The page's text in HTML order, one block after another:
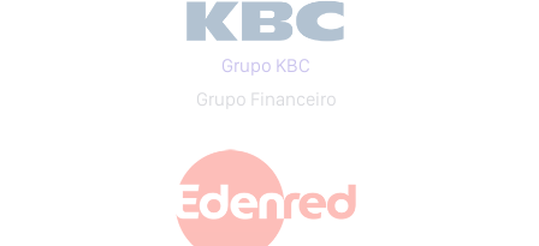
Grupo KBC
Grupo Financeiro